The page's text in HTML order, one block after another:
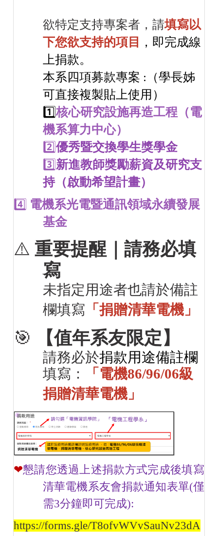
欲特定支持專案者，請填寫以
下您欲支持的項目
，即完成線
上捐款。
本系四項募款專案 :（學長姊
可直接複製貼上使用）
1️⃣核心研究設施再造工程（電
機系算力中心）
2️⃣優秀暨交換學生獎學金
3️⃣新進教師獎勵薪資及研究支
持（啟動希望計畫）
4️⃣ 電機系光電暨通訊領域永續發展
基金
⚠️ 重要提醒｜請務必填
寫
未指定用途者也請於備註
欄填寫 「捐贈清華電機」
🎯 【值年系友限定】
請務必於捐款用途備註欄
填寫：
「電機86/96/06級
捐贈清華電機」
❤懇請您透過上述捐款方式完成後填寫
清華電機系友會捐款通知表單(僅
需3分鐘即可完成):
https://forms.gle/T8ofvWVvSauNv23dA